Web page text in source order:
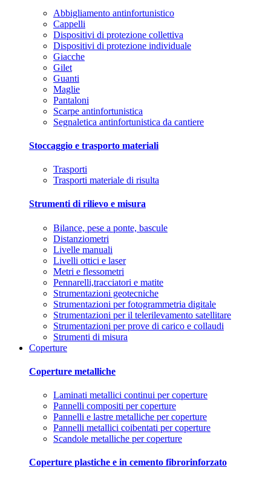
Abbigliamento antinfortunistico
Cappelli
Dispositivi di protezione collettiva
Dispositivi di protezione individuale
Giacche
Gilet
Guanti
Maglie
Pantaloni
Scarpe antinfortunistica
Segnaletica antinfortunistica da cantiere
Stoccaggio e trasporto materiali
Trasporti
Trasporti materiale di risulta
Strumenti di rilievo e misura
Bilance, pese a ponte, bascule
Distanziometri
Livelle manuali
Livelli ottici e laser
Metri e flessometri
Pennarelli,tracciatori e matite
Strumentazioni geotecniche
Strumentazioni per fotogrammetria digitale
Strumentazioni per il telerilevamento satellitare
Strumentazioni per prove di carico e collaudi
Strumenti di misura
Coperture
Coperture metalliche
Laminati metallici continui per coperture
Pannelli compositi per coperture
Pannelli e lastre metalliche per coperture
Pannelli metallici coibentati per coperture
Scandole metalliche per coperture
Coperture plastiche e in cemento fibrorinforzato